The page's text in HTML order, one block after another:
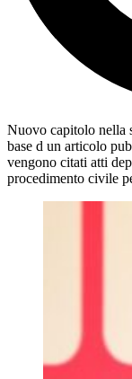
Nuovo capitolo nella
base d un articolo
vengono citati atti
procedimento civile